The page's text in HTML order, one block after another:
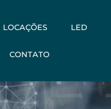
LOCAÇÕES LED
CONTATO